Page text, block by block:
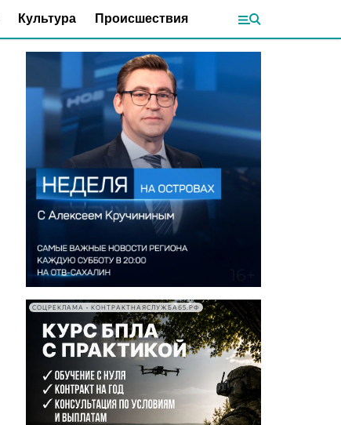
Культура Происшествия
СОЦРЕКЛАМА • КОНТРАКТНАЯСЛУЖБА65.РФ